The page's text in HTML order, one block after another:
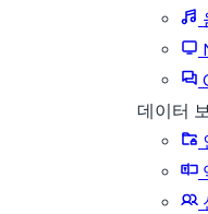
데이터